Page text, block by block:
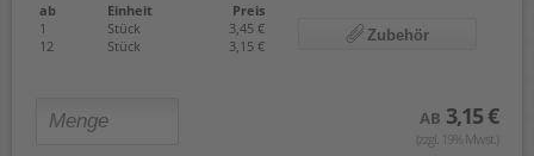
ab Einheit
Preis
1
Stück
3,45 €
12
Stück 3,15 €
Zubehör
AB 3,15 €
(zzgl. 19% Mwst.)